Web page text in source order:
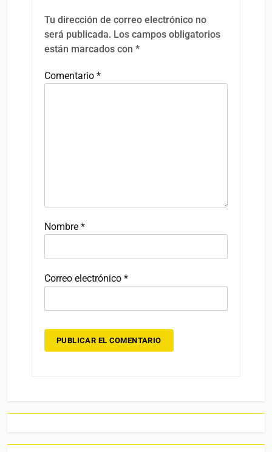
Tu dirección de correo electrónico no
será publicada. Los campos obligatorios
están marcados con *
Comentario *
Nombre *
Correo electrónico *